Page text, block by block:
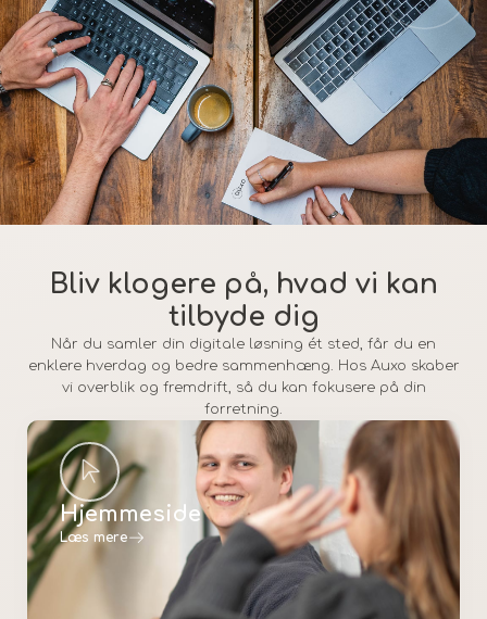
Bliv klogere på, hvad vi kan
tilbyde dig
Når du samler din digitale løsning ét sted, får du en
enklere hverdag og bedre sammenhæng. Hos Auxo skaber
vi overblik og fremdrift, så du kan fokusere på din
forretning.
Hjemmeside
Læs mere